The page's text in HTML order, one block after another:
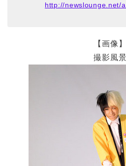
http://newslounge.net/
【画像】
撮影風景